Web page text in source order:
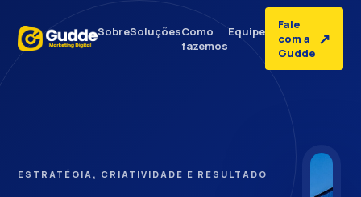
SobreSoluçõesComo
fazemos
Equipe
Fale
com a
Gudde
↗
ESTRATÉGIA, CRIATIVIDADE E RESULTADO